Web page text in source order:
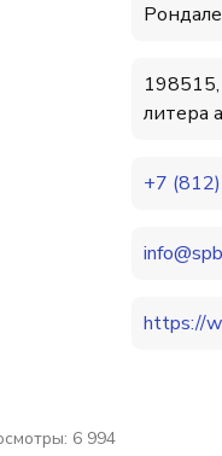
198515,
литера
+7
https://
6 994